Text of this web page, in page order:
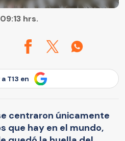
hrs.
T13 en
centraron únicamente
que hay en el mundo,